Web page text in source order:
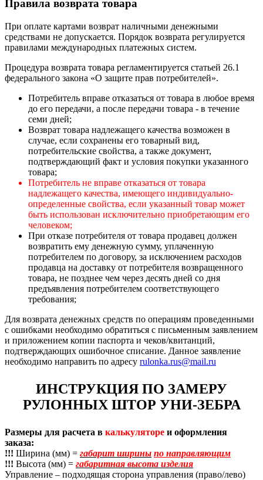
Правила возврата товара
При оплате картами возврат наличными денежными
средствами не допускается. Порядок возврата регулируется
правилами международных платежных систем.
Процедура возврата товара регламентируется статьей 26.1
федерального закона «О защите прав потребителей».
Потребитель вправе отказаться от товара в любое время
до его передачи, а после передачи товара - в течение
семи дней;
Возврат товара надлежащего качества возможен в
случае, если сохранены его товарный вид,
потребительские свойства, а также документ,
подтверждающий факт и условия покупки указанного
товара;
Потребитель не вправе отказаться от товара
надлежащего качества, имеющего индивидуально-
определенные свойства, если указанный товар может
быть использован исключительно приобретающим его
человеком;
При отказе потребителя от товара продавец должен
возвратить ему денежную сумму, уплаченную
потребителем по договору, за исключением расходов
продавца на доставку от потребителя возвращенного
товара, не позднее чем через десять дней со дня
предъявления потребителем соответствующего
требования;
Для возврата денежных средств по операциям проведенными
с ошибками необходимо обратиться с письменным заявлением
и приложением копии паспорта и чеков/квитанций,
подтверждающих ошибочное списание. Данное заявление
необходимо направить по адресу rulonka.rus@mail.ru
ИНСТРУКЦИЯ ПО ЗАМЕРУ
РУЛОННЫХ ШТОР УНИ-ЗЕБРА
Размеры для расчета в калькуляторе и оформления
заказа:
!!! Ширина (мм) = габарит ширины по направляющим
!!! Высота (мм) = габаритная высота изделия
Управление – подходящая сторона управления (право/лево)